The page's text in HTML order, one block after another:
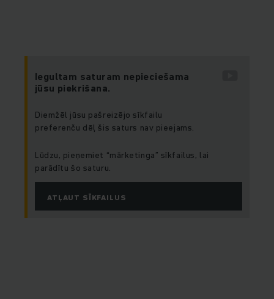
Iegultam saturam nepieciešama
jūsu piekrišana.
Diemžēl jūsu pašreizējo sīkfailu
preferenču dēļ šis saturs nav pieejams.
Lūdzu, pieņemiet “mārketinga” sīkfailus, lai
parādītu šo saturu.
ATĻAUT SĪKFAILUS